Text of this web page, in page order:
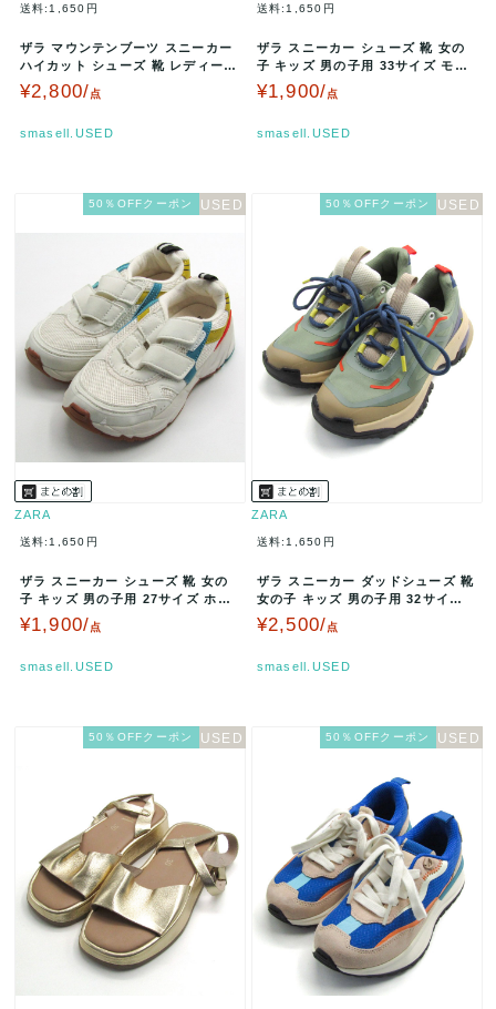
送料:1,650円
ザラ マウンテンブーツ スニーカー
ハイカット シューズ 靴 レディース
キッズ 女の子用 33サイ…
¥2,800/点
smasell.USED
送料:1,650円
ザラ スニーカー シューズ 靴 女の
子 キッズ 男の子用 33サイズ モス
グリーン ZARA 【中古…
¥1,900/点
smasell.USED
50％OFFクーポン
ZARA
送料:1,650円
ザラ スニーカー シューズ 靴 女の
子 キッズ 男の子用 27サイズ ホワ
イト/ブルー/イエロー/レ…
¥1,900/点
smasell.USED
50％OFFクーポン
ZARA
送料:1,650円
ザラ スニーカー ダッドシューズ 靴
女の子 キッズ 男の子用 32サイズ
グリーン/ベージュ/ネイ…
¥2,500/点
smasell.USED
50％OFFクーポン 50％OFFクーポン